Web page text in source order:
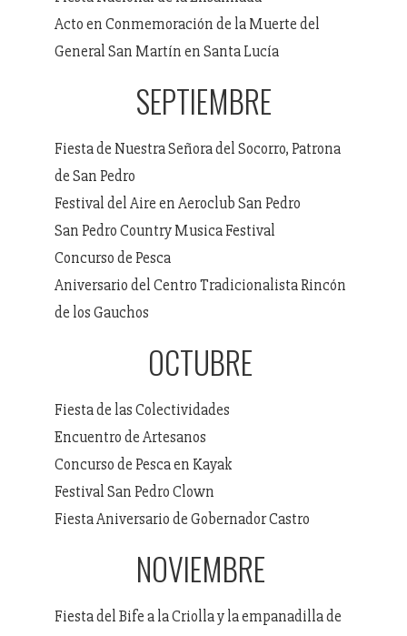
Acto en Conmemoración de la Muerte del
General San Martín en Santa Lucía
SEPTIEMBRE
Fiesta de Nuestra Señora del Socorro, Patrona
de San Pedro
Festival del Aire en Aeroclub San Pedro
San Pedro Country Musica Festival
Concurso de Pesca
Aniversario del Centro Tradicionalista Rincón
de los Gauchos
OCTUBRE
Fiesta de las Colectividades
Encuentro de Artesanos
Concurso de Pesca en Kayak
Festival San Pedro Clown
Fiesta Aniversario de Gobernador Castro
NOVIEMBRE
Fiesta del Bife a la Criolla y la empanadilla de